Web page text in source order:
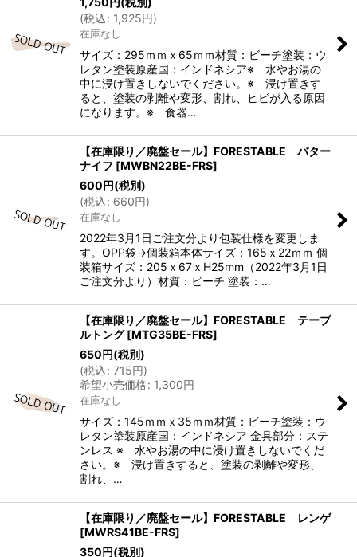
(税込: 1,925円)
在庫なし
サイズ：295ｍｍｘ65ｍｍ材質：ビーチ塗装：ウ
レタン塗装原産国：インドネシア※ 水やお湯の
中に浸け置きしないでください。※ 浸け置きす
ると、塗装の剥離や変形、割れ、ヒビが入る原因
になります。※ 食器…
【在庫限り／廃盤セール】FORESTABLE バター
ナイフ [MWBN22BE-FRS]
600円(税別)
(税込: 660円)
在庫なし
2022年3月1日ご注文分より包装仕様を変更しま
す。OPP袋→個装箱本体サイズ：165ｘ22ｍｍ 個
装箱サイズ：205ｘ67ｘH25mm（2022年3月1日
ご注文分より）材質：ビーチ 塗装：…
【在庫限り／廃盤セール】FORESTABLE テーブ
ルトング [MTG35BE-FRS]
650円(税別)
(税込: 715円)
希望小売価格: 1,300円
在庫なし
サイズ：145ｍｍｘ35ｍｍ材質：ビーチ塗装：ウ
レタン塗装原産国：インドネシア 金具部分：ステ
ンレス ※ 水やお湯の中に浸け置きしないでくだ
さい。※ 浸け置きすると、塗装の剥離や変形、
割れ、…
【在庫限り／廃盤セール】FORESTABLE レンゲ
[MWRS41BE-FRS]
350円(税別)